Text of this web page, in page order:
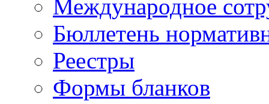
Международное
Бюллетень
Реестры
Формы бланков